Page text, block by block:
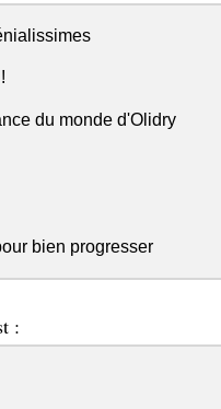
du monde d'Olidry
bien progresser
: